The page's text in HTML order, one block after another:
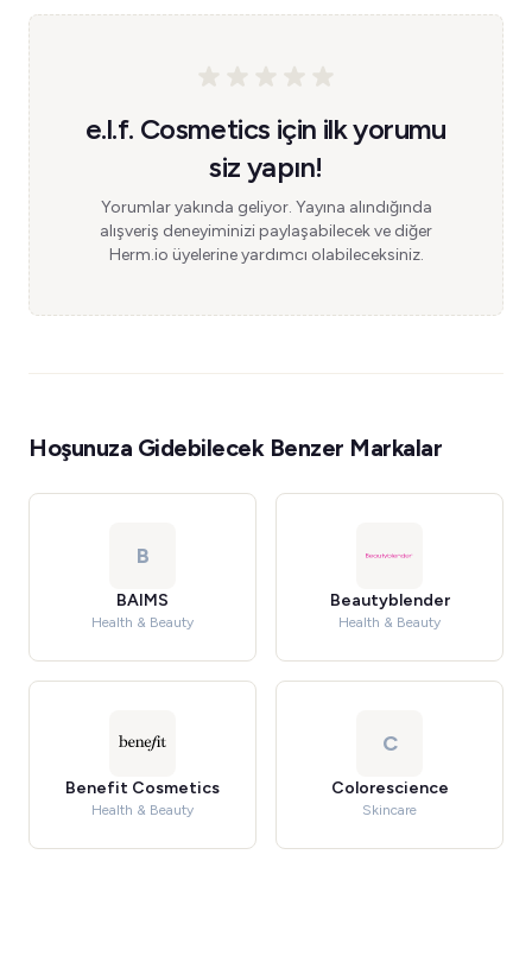
e.l.f. Cosmetics için ilk yorumu
siz yapın!
Yorumlar yakında geliyor. Yayına alındığında
alışveriş deneyiminizi paylaşabilecek ve diğer
Herm.io üyelerine yardımcı olabileceksiniz.
Hoşunuza Gidebilecek Benzer Markalar
B
BAIMS
Health & Beauty
Beautyblender
Health & Beauty
Benefit Cosmetics
Health & Beauty
C
Colorescience
Skincare